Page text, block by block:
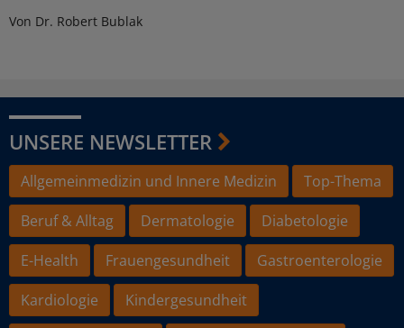
Von Dr. Robert Bublak
UNSERE NEWSLETTER
Allgemeinmedizin und Innere Medizin
Top-Thema
Beruf & Alltag
Dermatologie
Diabetologie
E-Health
Frauengesundheit
Gastroenterologie
Kardiologie
Kindergesundheit